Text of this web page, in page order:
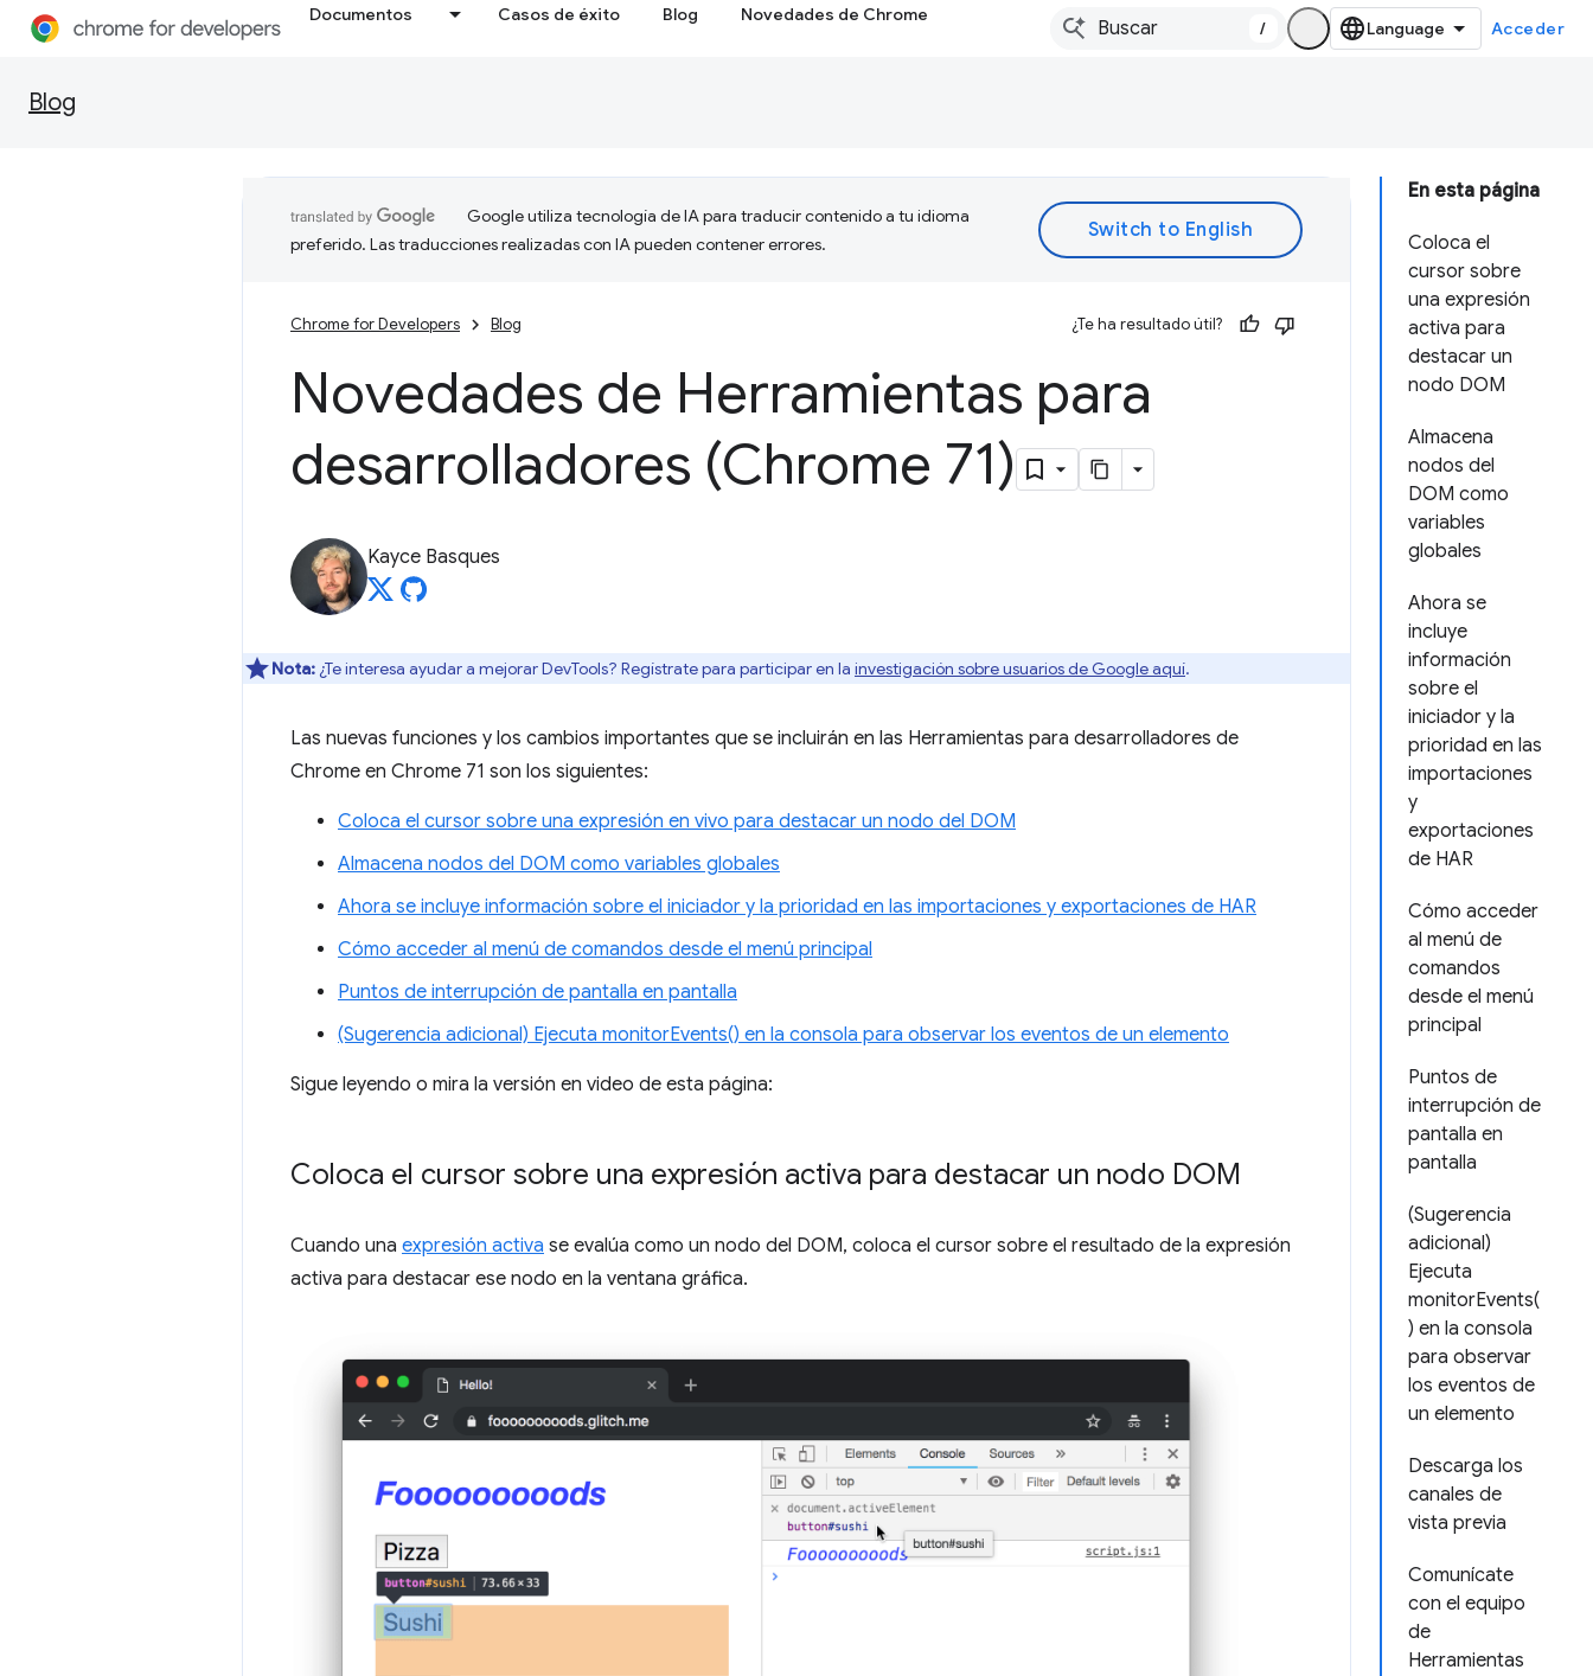
Documentos Casos de éxito Blog Novedades de Chrome
/ Acceder
Blog
En esta página
Coloca el
cursor sobre
una expresión
activa para
destacar un
nodo DOM
Almacena
nodos del
DOM como
variables
globales
Ahora se
incluye
información
sobre el
iniciador y la
prioridad en las
importaciones
y
exportaciones
de HAR
Cómo acceder
al menú de
comandos
desde el menú
principal
Puntos de
interrupción de
pantalla en
pantalla
(Sugerencia
adicional)
Ejecuta
monitorEvents(
) en la consola
para observar
los eventos de
un elemento
Descarga los
canales de
vista previa
Comunícate
con el equipo
de
Herramientas
Google utiliza tecnología de IA para traducir contenido a tu idioma
preferido. Las traducciones realizadas con IA pueden contener errores.
Chrome for Developers Blog ¿Te ha resultado útil?
Novedades de Herramientas para
desarrolladores (Chrome 71)
Kayce Basques
Nota: ¿Te interesa ayudar a mejorar DevTools? Regístrate para participar en la investigación sobre usuarios de Google aquí.
Las nuevas funciones y los cambios importantes que se incluirán en las Herramientas para desarrolladores de
Chrome en Chrome 71 son los siguientes:
Coloca el cursor sobre una expresión en vivo para destacar un nodo del DOM
Almacena nodos del DOM como variables globales
Ahora se incluye información sobre el iniciador y la prioridad en las importaciones y exportaciones de HAR
Cómo acceder al menú de comandos desde el menú principal
Puntos de interrupción de pantalla en pantalla
(Sugerencia adicional) Ejecuta monitorEvents() en la consola para observar los eventos de un elemento
Sigue leyendo o mira la versión en video de esta página:
Coloca el cursor sobre una expresión activa para destacar un nodo DOM
Cuando una expresión activa se evalúa como un nodo del DOM, coloca el cursor sobre el resultado de la expresión
activa para destacar ese nodo en la ventana gráfica.